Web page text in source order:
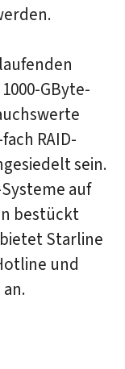
GByte-
RAID-
sein.
auf
bestückt
Starline
und